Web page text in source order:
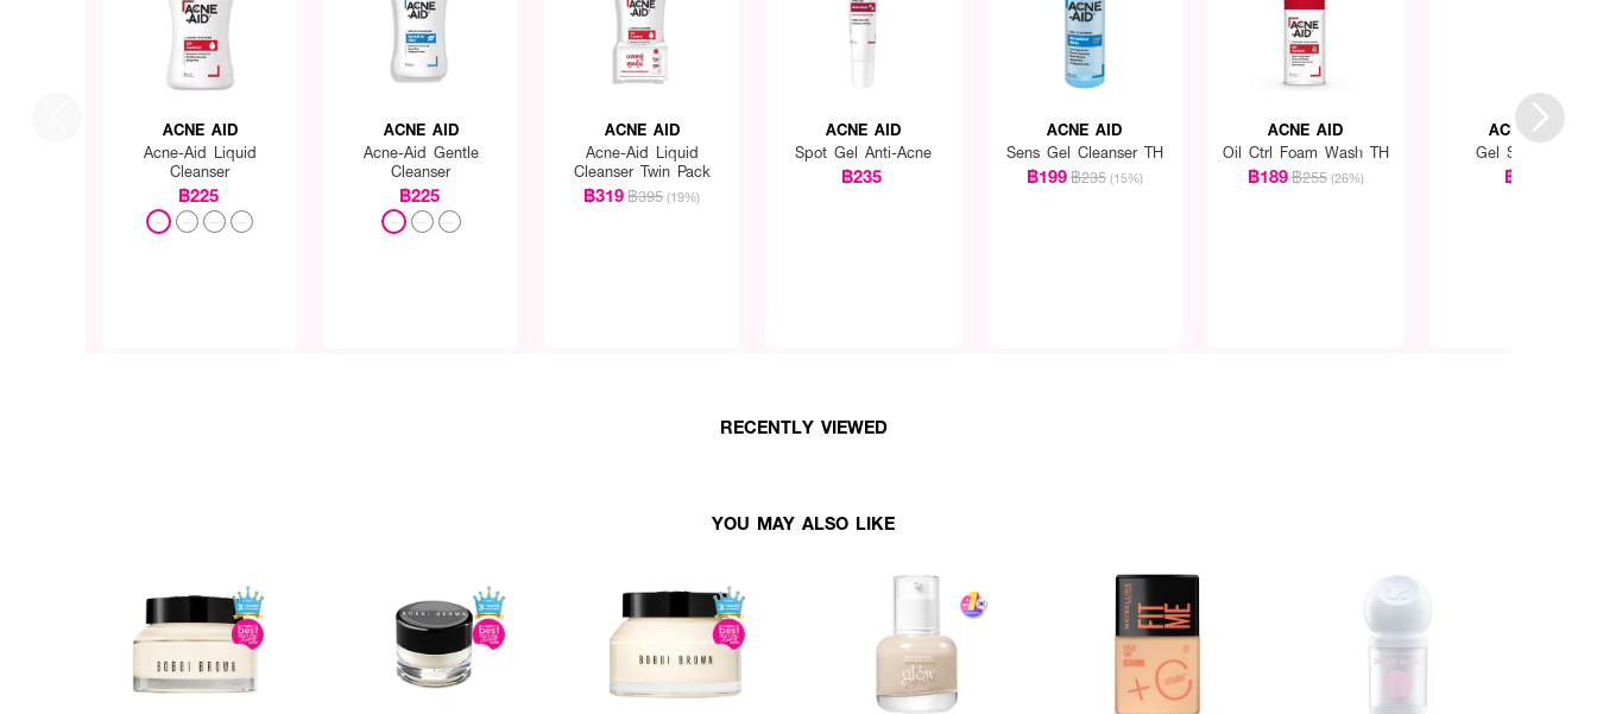
ACNE AID
Acne-Aid Liquid
Cleanser
฿225
ACNE AID
Acne-Aid Gentle
Cleanser
฿225
ACNE AID
Acne-Aid Liquid
Cleanser Twin Pack
฿319฿395 (19%)
ACNE AID
Spot Gel Anti-Acne
฿235
ACNE AID
Sens Gel Cleanser TH
฿199฿235 (15%)
ACNE AID
Oil Ctrl Foam Wash TH
฿189฿255 (26%)
ACNE AID
Gel Scar Care
฿395
RECENTLY VIEWED
YOU MAY ALSO LIKE